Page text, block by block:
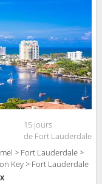
15 jours
de Fort Lauderdale
> Fort Lauderdale >
Key > Fort Lauderdale